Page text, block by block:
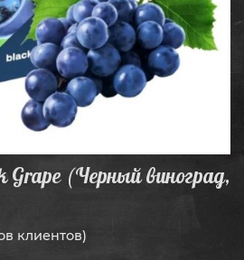
Grape (Черный виноград,
клиентов)